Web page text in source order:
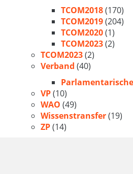
TCOM2018(170)
TCOM2019(204)
TCOM2020(1)
TCOM2023(2)
TCOM2023(2)
Verband (40)
VP(10)
WAO (49)
Wissenstransfer(19)
ZP(14)